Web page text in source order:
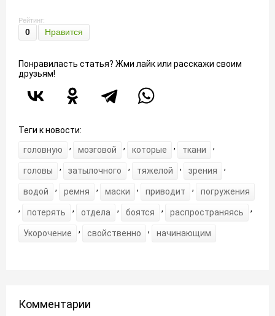
Рейтинг:
0 Нравится
Понравиласть статья? Жми лайк или расскажи своим
друзьям!
Теги к новости:
головную
, мозговой , которые , ткани ,
головы , затылочного , тяжелой , зрения ,
водой , ремня , маски , приводит ,
погружения
,
потерять , отдела , боятся , распространяясь ,
Укорочение , свойственно , начинающим
Комментарии